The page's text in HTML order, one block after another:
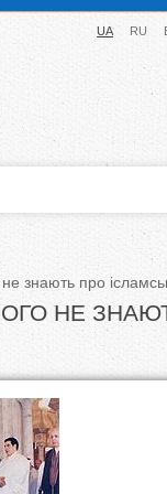
Jump
UA RU
знають про
НЕ